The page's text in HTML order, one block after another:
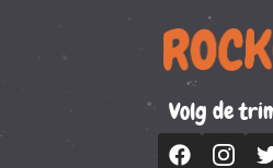
Volg de